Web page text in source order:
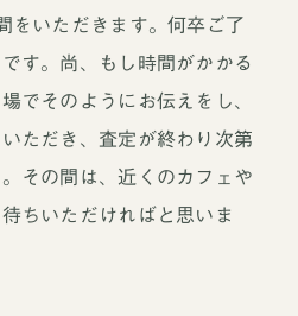
をいただきます。何卒ご了
す。尚、もし時間がかかる
でそのようにお伝えをし、
ただき、査定が終わり次第
その間は、近くのカフェや
ちいただければと思いま